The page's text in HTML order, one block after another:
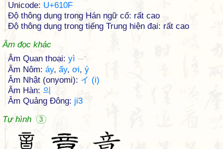
Unicode: U+610F
Độ thông dụng trong Hán ngữ cổ: rất cao
Độ thông dụng trong tiếng Trung hiện đại: rất cao
Âm đọc khác
Âm Quan thoại: yì ㄧˋ
Âm Nôm: áy, ấy, ơi, ý
Âm Nhật (onyomi): イ (i)
Âm Hàn: 의
Âm Quảng Đông: ji3
Tự hình
3